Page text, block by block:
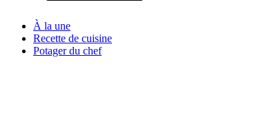
À la une
Recette de cuisine
Potager du chef